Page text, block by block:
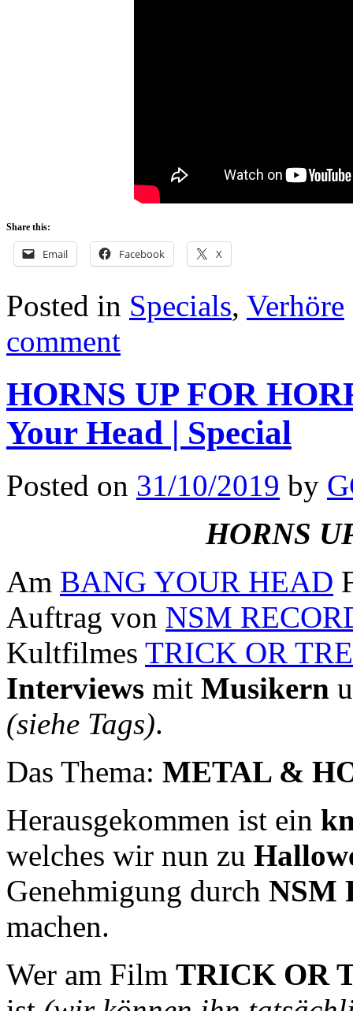
Share this:
Email Facebook X
Posted in Specials, Verhöre
comment
HORNS UP FOR
Your Head | Special
Posted on 31/10/2019 by
HORNS
Am BANG YOUR HEAD
Auftrag von NSM
Kultfilmes TRICK OR
Interviews mit Musikern
(siehe Tags).
Das Thema: METAL &
Herausgekommen ist ein
welches wir nun zu
Genehmigung durch NSM
machen.
Wer am Film TRICK OR